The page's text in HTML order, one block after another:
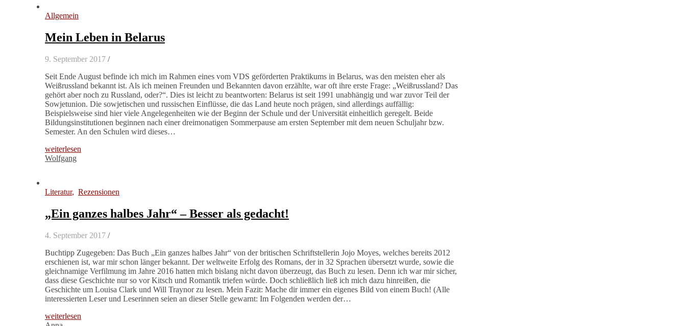
Allgemein
Mein Leben in Belarus
9. September 2017 /
Seit Ende August befinde ich mich im Rahmen eines vom VDS geförderten Praktikums in Belarus, was den meisten eher als
Weißrussland bekannt ist. Als ich meinen Freunden und Bekannten davon erzählte, war oft ihre erste Frage: „Weißrussland? Das
gehört aber noch zu Russland, oder?“. Dies ist leicht zu beantworten: Belarus ist seit 1991 unabhängig und war zuvor Teil der
Sowjetunion. Die sowjetischen und russischen Einflüsse, die das Land heute noch prägen, sind allerdings auffällig:
Beispielsweise sind hier viele Angelegenheiten wie der Beginn der Schule und der Universität einheitlich geregelt. Beide
Bildungsinstitutionen beginnen nach einer dreimonatigen Sommerpause am ersten September mit dem neuen Schuljahr bzw.
Semester. An den Schulen wird dieses…
weiterlesen
Wolfgang
Literatur, Rezensionen
„Ein ganzes halbes Jahr“ – Besser als gedacht!
4. September 2017 /
Buchtipp Zugegeben: Das Buch „Ein ganzes halbes Jahr“ von der britischen Schriftstellerin Jojo Moyes, welches bereits 2012
erschienen ist, war mir schon länger bekannt. Der weltweite Erfolg des Romans, der in 32 Sprachen übersetzt wurde, sowie die
gleichnamige Verfilmung im Jahre 2016 hatten mich bislang nicht davon überzeugt, das Buch zu lesen. Denn ich war mir sicher,
dass diese Geschichte nur so vor Kitsch und Romantik triefen würde. Doch schließlich ließ ich mich dazu hinreißen, die
Geschichte um Louisa Clark und Will Traynor zu lesen. Mein Fazit: Mache dir immer ein eigenes Bild von einem Buch! (Alle
interessierten Leser und Leserinnen seien an dieser Stelle gewarnt: Im Folgenden werden der…
weiterlesen